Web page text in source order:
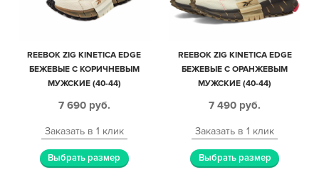
REEBOK ZIG KINETICA EDGE
БЕЖЕВЫЕ С КОРИЧНЕВЫМ
МУЖСКИЕ (40-44)
7 690 руб.
Заказать в 1 клик
Выбрать размер
REEBOK ZIG KINETICA EDGE
БЕЖЕВЫЕ С ОРАНЖЕВЫМ
МУЖСКИЕ (40-44)
7 490 руб.
Заказать в 1 клик
Выбрать размер